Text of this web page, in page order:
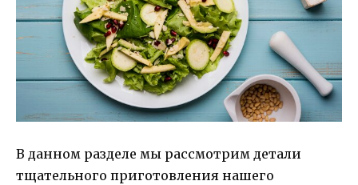
В данном разделе мы рассмотрим детали
тщательного приготовления нашего